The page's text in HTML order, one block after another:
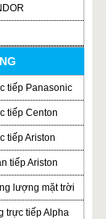
tiếp Panasonic
tiếp Centon
tiếp Ariston
tiếp Ariston
lượng mặt trời
trực tiếp Alpha